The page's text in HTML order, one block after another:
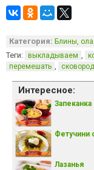
Категория: Блины,
Теги: выкладываем ,
перемешать ,
Интересное:
Фетучини
Лазанья